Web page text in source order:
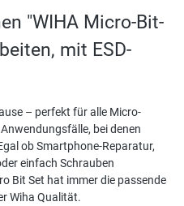
"WIHA Micro-Bit-
mit ESD-
– perfekt für alle Micro-
bei denen
ob Smartphone-Reparatur,
einfach Schrauben
Bit Set hat immer die passende
Wiha Qualität.